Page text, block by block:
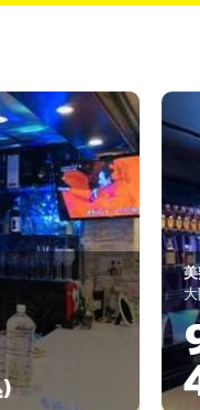
美熟女フェスティバル
大阪市中央区千日前1-9-12
90分 飲み放題
4,950円(